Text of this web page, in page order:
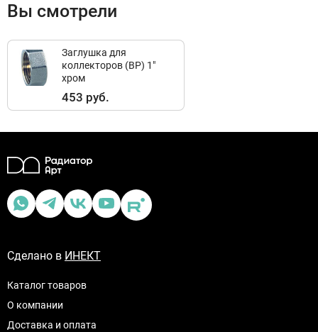
Вы смотрели
Заглушка для
коллекторов (ВР) 1"
хром
453 руб.
Сделано в ИНЕКТ
Каталог товаров
О компании
Доставка и оплата